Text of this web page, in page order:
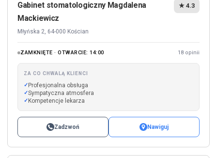
Gabinet stomatologiczny Magdalena
Mackiewicz
Młyńska 2, 64-000 Kościan
★ 4.3
ZAMKNIĘTE · OTWARCIE: 14:00 18 opinii
ZA CO CHWALĄ KLIENCI
Profesjonalna obsługa
Sympatyczna atmosfera
Kompetencje lekarza
Zadzwoń Nawiguj